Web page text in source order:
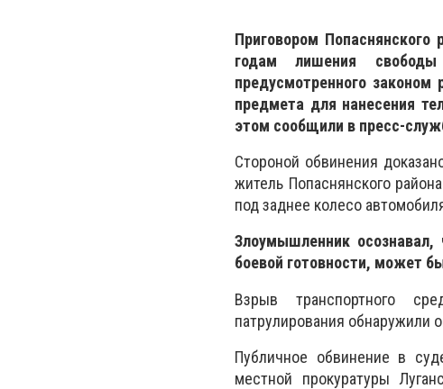
Приговором
годам лишения
предусмотренного законом
предмета для нанесения
этом сообщили в пресс-
Стороной обвинения
житель Попаснянского
под заднее колесо
Злоумышленник
боевой готовности, может
Взрыв транспортного
патрулирования обнаружили
Публичное обвинение в
местной прокуратуры